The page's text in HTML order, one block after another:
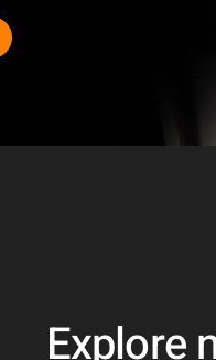
Explore